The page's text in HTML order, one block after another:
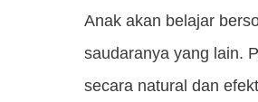
Anak akan belajar
saudaranya yang lain.
secara natural dan